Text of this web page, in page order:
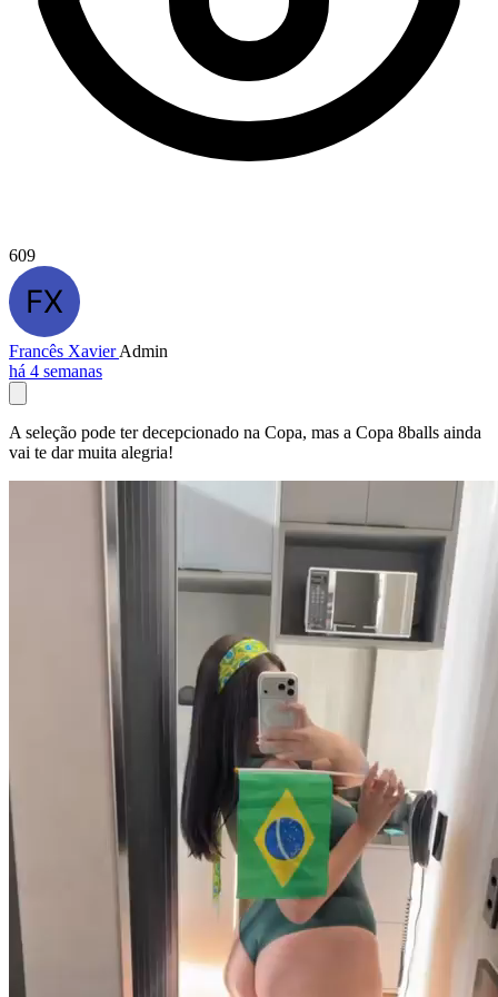
609
Francês XavierAdmin
há 4 semanas
A seleção pode ter decepcionado na Copa, mas a Copa 8balls ainda
vai te dar muita alegria!